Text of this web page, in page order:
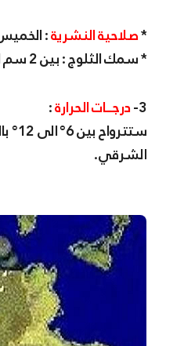
*صلاحية النشرية:
* سمك الثلوج : بين 2 سم الى 12 سم.
3- درجــات الحرارة:
الشرقي.